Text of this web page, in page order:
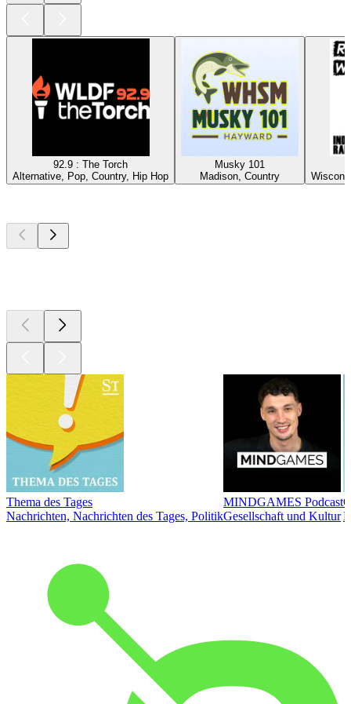
92.9 : The Torch
Alternative, Pop, Country, Hip Hop
Musky 101
Madison, Country
Thema des Tages
Nachrichten, Nachrichten des Tages, Politik
MINDGAMES Podcast
Gesellschaft und Kultur